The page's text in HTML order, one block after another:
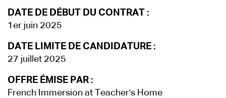
DATE DE DÉBUT DU CONTRAT :
1er juin 2025
DATE LIMITE DE CANDIDATURE :
27 juillet 2025
OFFRE ÉMISE PAR :
French Immersion at Teacher's Home